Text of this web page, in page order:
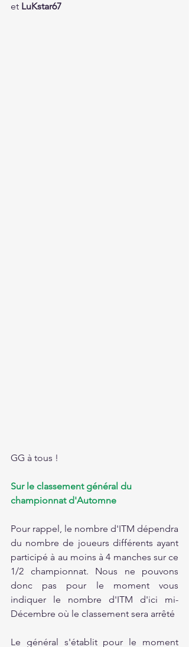
et LuKstar67
GG à tous !
Sur le classement général du
championnat d'Automne
Pour rappel, le nombre d'ITM dépendra
du nombre de joueurs différents ayant
participé à au moins à 4 manches sur ce
1/2 championnat. Nous ne pouvons
donc pas pour le moment vous
indiquer le nombre d'ITM d'ici mi-
Décembre où le classement sera arrêté
Le général s'établit pour le moment